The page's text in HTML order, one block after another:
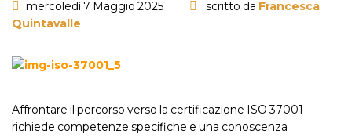
mercoledì 7 Maggio 2025 scritto da Francesca
Quintavalle
Affrontare il percorso verso la certificazione ISO 37001
richiede competenze specifiche e una conoscenza